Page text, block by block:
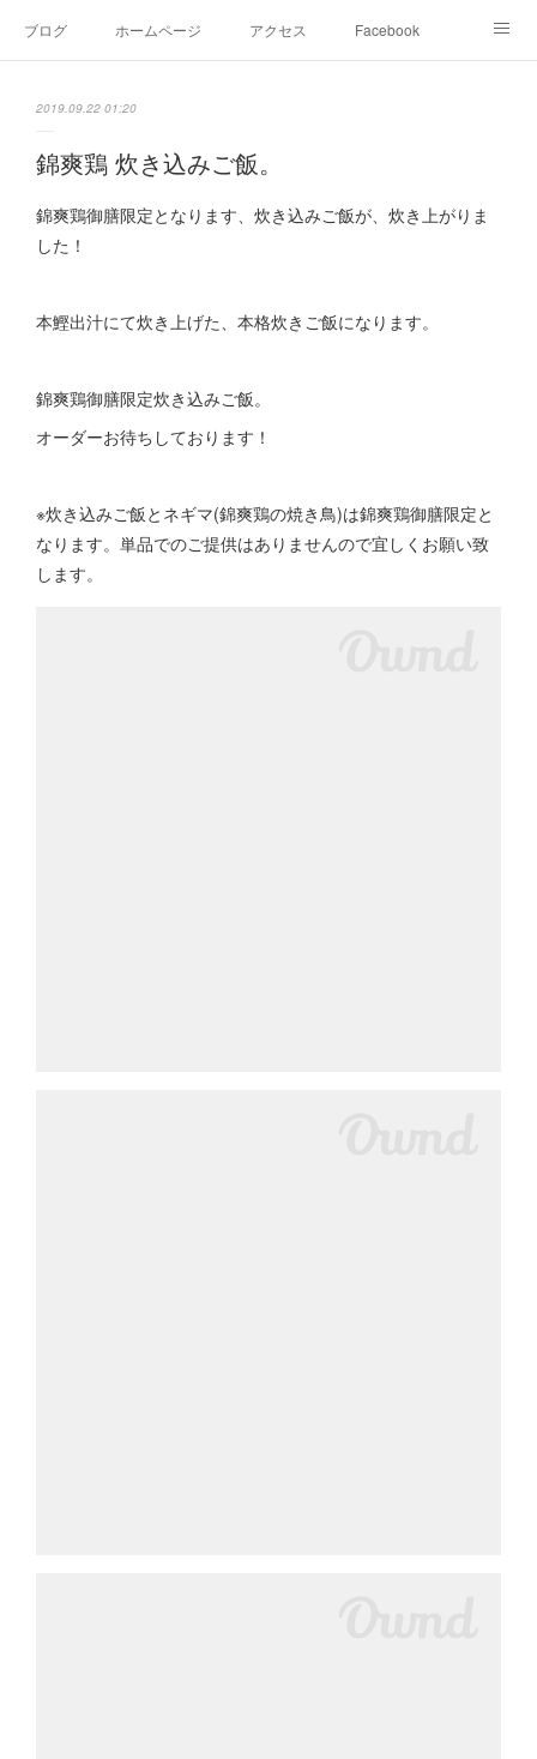
ブログ ホームページ アクセス Facebook
2019.09.22 01:20
錦爽鶏 炊き込みご飯。
錦爽鶏御膳限定となります、炊き込みご飯が、炊き上がりま
した！
本鰹出汁にて炊き上げた、本格炊きご飯になります。
錦爽鶏御膳限定炊き込みご飯。
オーダーお待ちしております！
※炊き込みご飯とネギマ(錦爽鶏の焼き鳥)は錦爽鶏御膳限定と
なります。単品でのご提供はありませんので宜しくお願い致
します。